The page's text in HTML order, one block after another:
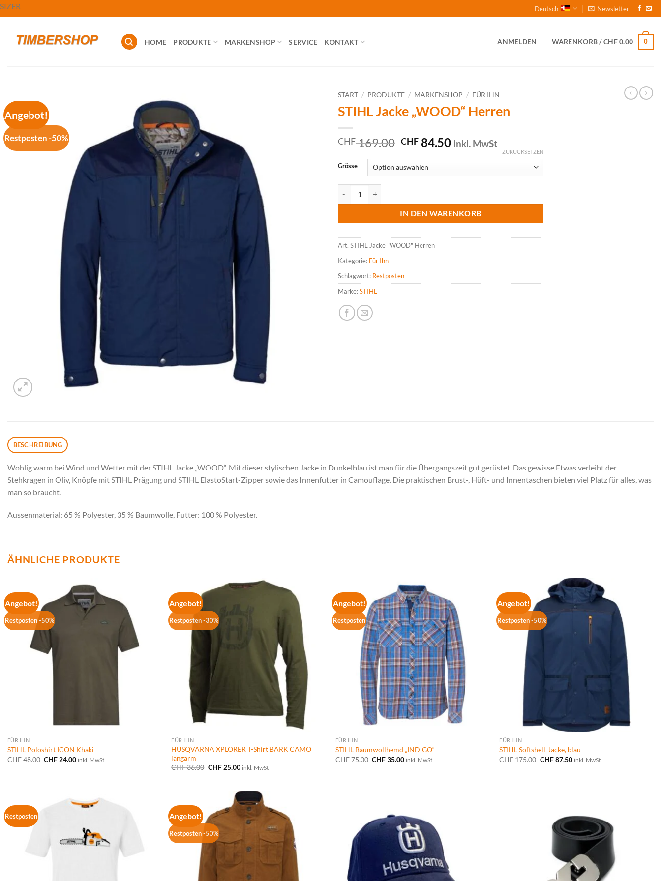
Zum
Inhalt
Deutsch Newsletter
HOME PRODUKTE MARKENSHOP SERVICE KONTAKT ANMELDEN WARENKORB /CHF0.00 0
Angebot!
Restposten -50%
START / PRODUKTE / MARKENSHOP / FÜR IHN
STIHL Jacke „WOOD“ Herren
CHF169.00 Ursprünglicher
war:
CHF 169.00
CHF 84.50Aktueller
CHF 84.50.
inkl. MwSt
Grösse
ZURÜCKSETZEN
IN DEN WARENKORB
Art. STIHL Jacke "WOOD" Herren
Kategorie: Für Ihn
Schlagwort: Restposten
Marke:STIHL
BESCHREIBUNG
Wohlig warm bei Wind und Wetter mit der STIHL Jacke „WOOD“. Mit dieser stylischen Jacke in Dunkelblau ist man für die Übergangszeit gut gerüstet. Das gewisse Etwas verleiht der
Stehkragen in Oliv, Knöpfe mit STIHL Prägung und STIHL ElastoStart-Zipper sowie das Innenfutter in Camouflage. Die praktischen Brust-, Hüft- und Innentaschen bieten viel Platz für alles, was
man so braucht.
Aussenmaterial: 65 % Polyester, 35 % Baumwolle, Futter: 100 % Polyester.
ÄHNLICHE PRODUKTE
Angebot!
Restposten -50%
FÜR IHN
STIHL Poloshirt ICON Khaki
CHF48.00 Ursprünglicher
CHF 24.00Aktueller
inkl. MwSt
Angebot!
Restposten -30%
FÜR IHN
HUSQVARNA XPLORER T-Shirt BARK CAMO
langarm
CHF36.00 Ursprünglicher
CHF25.00Aktueller
inkl. MwSt
Angebot!
Restposten
FÜR IHN
STIHL Baumwollhemd „INDIGO“
CHF75.00 Ursprünglicher
CHF35.00Aktueller
inkl. MwSt
Angebot!
Restposten -50%
FÜR IHN
STIHL Softshell-Jacke, blau
CHF175.00 Ursprünglicher
CHF87.50Aktueller
inkl. MwSt
Restposten Angebot!
Restposten -50%
SIZER